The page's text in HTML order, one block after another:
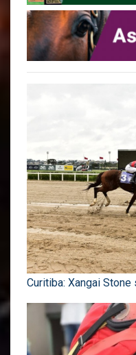
Curitiba: Xangai